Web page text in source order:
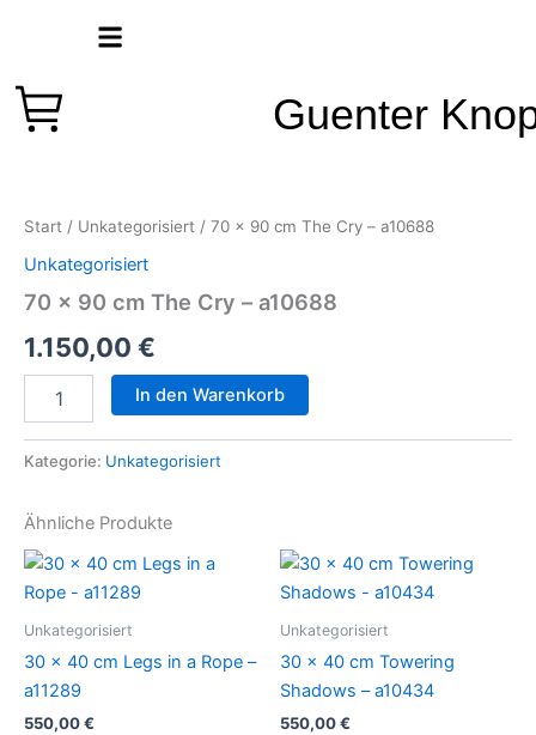
Guenter
Start / Unkategorisiert / 70 x 90 cm The Cry – a10688
Unkategorisiert
70 x 90 cm The Cry – a10688
1.150,00 €
cm
The
-
Menge
In den Warenkorb
Kategorie: Unkategorisiert
Ähnliche Produkte
Unkategorisiert
30 x 40 cm Legs in a Rope –
a11289
550,00€
Unkategorisiert
30 x 40 cm Towering
Shadows – a10434
550,00€